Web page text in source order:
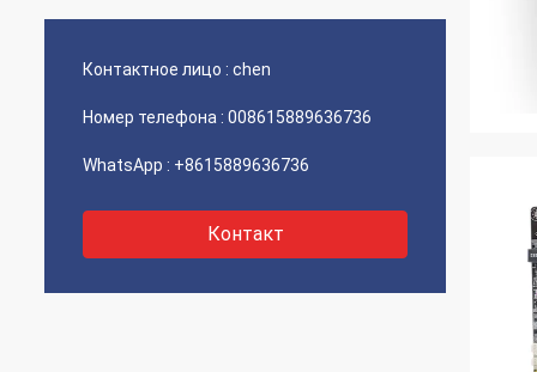
Контактное лицо : chen
Номер телефона : 008615889636736
WhatsApp : +8615889636736
Контакт